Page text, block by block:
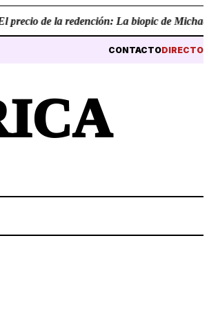
de la redención: La biopic de Michael
CONTACTODIRECTO